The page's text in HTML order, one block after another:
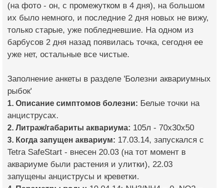
(на фото - он, с промежутком в 4 дня), на большом
их было немного, и последние 2 дня новых не вижу,
только старые, уже побледневшие. На одном из
барбусов 2 дня назад появилась точка, сегодня ее
уже нет, остальные все чистые.
Заполнение анкеты в разделе 'Болезни аквариумных
рыбок'
1. Описание симптомов болезни: Белые точки на
анциструсах.
2. Литраж/габариты аквариума: 105л - 70х30х50
3. Когда запущен аквариум: 17.03.14, запускался с
Tetra SafeStart - внесен 20.03 (на тот момент в
аквариуме были растения и улитки), 22.03
запущены анциструсы и креветки.